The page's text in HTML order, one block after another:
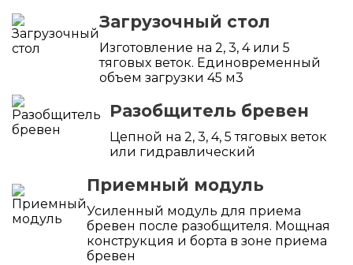
Загрузочный стол
Изготовление на 2, 3, 4 или 5
тяговых веток. Единовременный
объем загрузки 45 м3
Разобщитель бревен
Цепной на 2, 3, 4, 5 тяговых веток
или гидравлический
Приемный модуль
Усиленный модуль для приема
бревен после разобщителя. Мощная
конструкция и борта в зоне приема
бревен